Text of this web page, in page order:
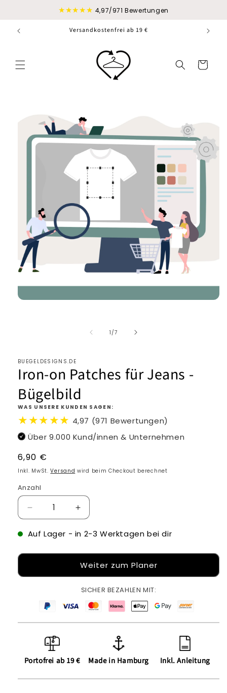
★★★★★ 4,97/971 Bewertungen
Versandkostenfrei ab 19 €
Warenkorb
1 /von
7
BUEGELDESIGNS.DE
Iron-on Patches für Jeans -
Bügelbild
WAS UNSERE KUNDEN SAGEN:
★★★★★ 4,97 (971 Bewertungen)
Über 9.000 Kund/innen & Unternehmen
Normaler
Preis
6,90 €
Inkl. MwSt.Versand wird beim Checkout berechnet
Anzahl
Verringere
die
Menge
Iron-
Patches
Erhöhe
die
Menge
Iron-
on
Patches
für
-
Auf Lager - in 2-3 Werktagen bei dir
Weiter zum Planer
SICHER BEZAHLEN MIT:
Portofrei ab 19 € Made in Hamburg Inkl. Anleitung